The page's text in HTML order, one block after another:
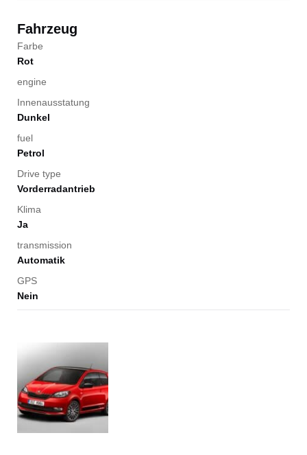
Fahrzeug
Farbe
Rot
engine
Innenausstatung
Dunkel
fuel
Petrol
Drive type
Vorderradantrieb
Klima
Ja
transmission
Automatik
GPS
Nein